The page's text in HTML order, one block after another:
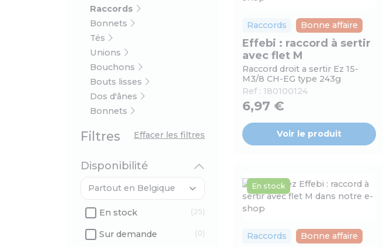
Raccords
Bonnets
Tés
Unions
Bouchons
Bouts lisses
Dos d'ânes
Bonnets
Filtres Effacer les filtres
Disponibilité
En stock (25)
Sur demande (0)
Raccords Bonne affaire
Effebi : raccord à sertir
avec flet M
Raccord droit a sertir Ez 15-
M3/8 CH-EG type 243g
Ref : 180100124
6,97 €
Voir le produit
En stock
Raccords Bonne affaire